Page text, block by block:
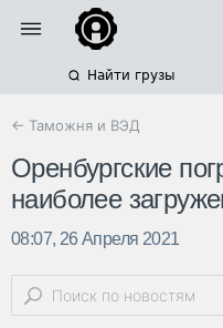
Найти грузы
← Таможня и ВЭД
Оренбургские
наиболее
08:07, 26 Апреля 2021